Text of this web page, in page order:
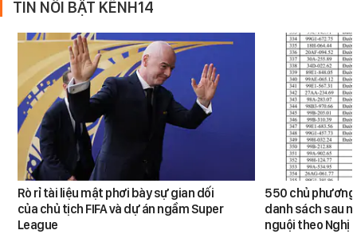
TIN NỔI BẬT KÊNH14
Rò rỉ tài liệu mật phơi bày sự gian dối
của chủ tịch FIFA và dự án ngầm Super
League
550 chủ
danh sách sau
nguội theo Nghị